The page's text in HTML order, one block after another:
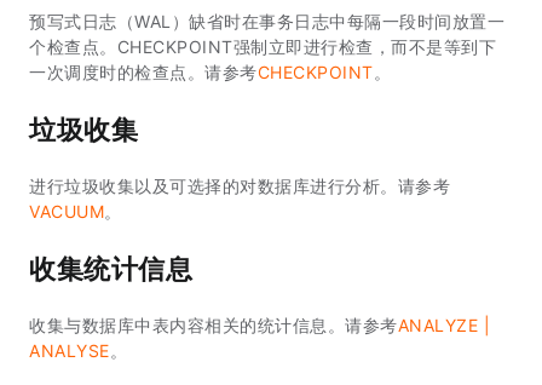
预写式日志（WAL）缺省时在事务日志中每隔一段时间放置一
个检查点。CHECKPOINT强制立即进行检查，而不是等到下
一次调度时的检查点。请参考CHECKPOINT。
垃圾收集
进行垃圾收集以及可选择的对数据库进行分析。请参考
VACUUM。
收集统计信息
收集与数据库中表内容相关的统计信息。请参考ANALYZE |
ANALYSE。